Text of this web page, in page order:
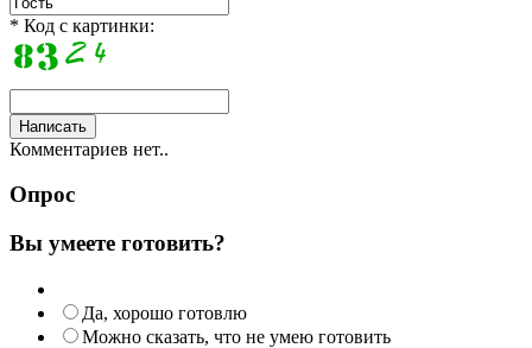
* Код с картинки:
Комментариев нет..
Опрос
Вы умеете готовить?
Да, хорошо готовлю
Можно сказать, что не умею готовить